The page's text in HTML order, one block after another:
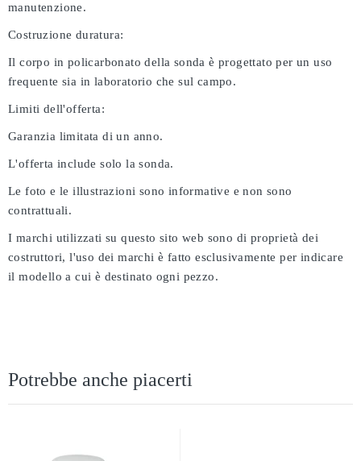
manutenzione.
Costruzione duratura:
Il corpo in policarbonato della sonda è progettato per un uso
frequente sia in laboratorio che sul campo.
Limiti dell'offerta:
Garanzia limitata di un anno.
L'offerta include solo la sonda.
Le foto e le illustrazioni sono informative e non sono
contrattuali.
I marchi utilizzati su questo sito web sono di proprietà dei
costruttori, l'uso dei marchi è fatto esclusivamente per indicare
il modello a cui è destinato ogni pezzo.
Potrebbe anche piacerti